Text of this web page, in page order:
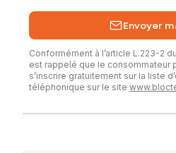
Envoyer
Conformément à l’article L.223-2
est rappelé que le consommateur
s’inscrire gratuitement sur la liste
téléphonique sur le site